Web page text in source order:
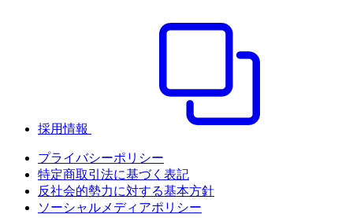
採用情報
プライバシーポリシー
特定商取引法に基づく表記
反社会的勢力に対する基本方針
ソーシャルメディアポリシー